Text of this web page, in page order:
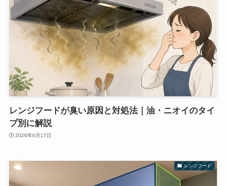
レンジフードが臭い原因と対処法｜油・ニオイのタイ
プ別に解説
2026年6月17日
レンジフード